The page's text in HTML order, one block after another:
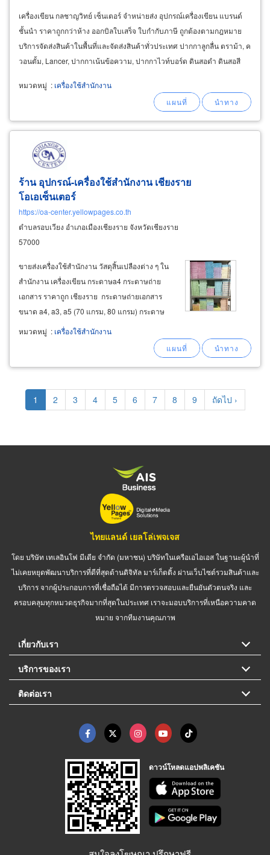
เครื่องเขียน กลชาญวิทย์ เซ็นเตอร์ จำหน่ายส่ง อุปกรณ์เครื่องเขียน แบรนด์
ชั้นนำ ราคาถูกกว่าห้าง ออกบิลใบเสร็จ ใบกำกับภาษี ถูกต้องตามกฎหมาย
บริการจัดส่งสินค้าในพื้นที่และจัดส่งสินค้าทั่วประเทศ ปากกาลูกลื่น ตราม้า, ค
วอนตั้ม, Lancer, ปากกาเน้นข้อความ, ปากกาไวท์บอร์ด ดินสอดำ ดินสอสี
หมวดหมู่ : เครื่องใช้สำนักงาน
ร้าน อุปกรณ์-เครื่องใช้สำนักงาน เชียงราย
โอเอเซ็นเตอร์
https://oa-center.yellowpages.co.th
ตำบลรอบเวียง อำเภอเมืองเชียงราย จังหวัดเชียงราย
57000
ขายส่งเครื่องใช้สำนักงาน วัสดุสิ้นเปลืองต่าง ๆ ใน
สำนักงาน เครื่องเขียน กระดาษa4 กระดาษถ่าย
เอกสาร ราคาถูก เชียงราย กระดาษถ่ายเอกสาร
ขนาด a4, a3, a5 (70 แกรม, 80 แกรม) กระดาษ
ดับเบิ้ลเอ (double a) แพ็ค 5 รีม กระดาษถ่าย
เอกสาร a4 double a color print กระดาษไอเดียกรี
หมวดหมู่ : เครื่องใช้สำนักงาน
Pagination
Current
page
1 Page
2 Page
3 Page
4 Page
5 Page
6 Page
7 Page
8 Page
9
Next
page
ถัดไป ›
ไทยแลนด์ เยลโล่เพจเจส
โดย บริษัท เทเลอินโฟ มีเดีย จำกัด (มหาชน) บริษัทในเครือเอไอเอส ในฐานะผู้นำที่
ไม่เคยหยุดพัฒนาบริการที่ดีที่สุดด้านดิจิทัล มาร์เก็ตติ้ง ผ่านเว็บไซต์รวมสินค้าและ
บริการ จากผู้ประกอบการที่เชื่อถือได้ มีการตรวจสอบและยืนยันตัวตนจริง และ
ครอบคลุมทุกหมวดธุรกิจมากที่สุดในประเทศ เราจะมอบบริการที่เหนือความคาด
หมาย จากทีมงานคุณภาพ
เกี่ยวกับเรา
บริการของเรา
ติดต่อเรา
ดาวน์โหลดแอปพลิเคชัน